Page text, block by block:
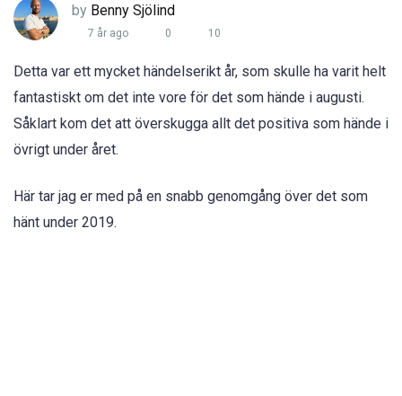
by Benny Sjölind
7 år ago 0 10
Detta var ett mycket händelserikt år, som skulle ha varit helt
fantastiskt om det inte vore för det som hände i augusti.
Såklart kom det att överskugga allt det positiva som hände i
övrigt under året.
Här tar jag er med på en snabb genomgång över det som
hänt under 2019.